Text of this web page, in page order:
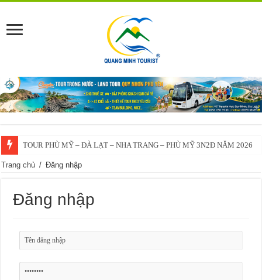
TOUR PHÙ MỸ – ĐÀ LẠT – NHA TRANG – PHÙ MỸ 3N2Đ NĂM 2026
Trang chủ / Đăng nhập
Đăng nhập